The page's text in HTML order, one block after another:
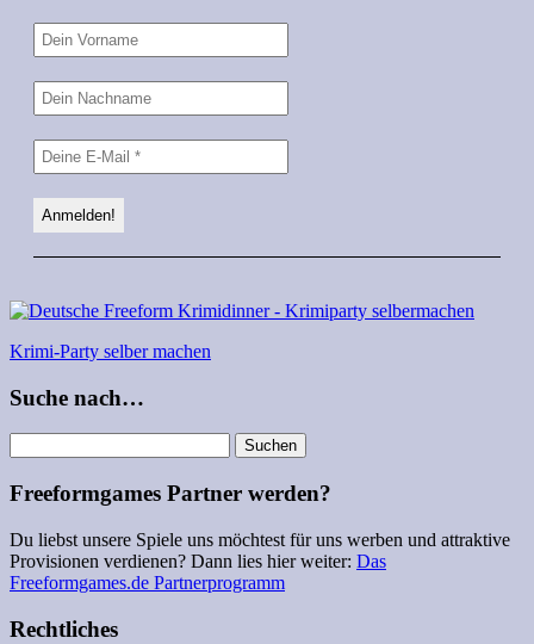
Krimi-Party selber machen
Suche nach…
nach:
Freeformgames Partner werden?
Du liebst unsere Spiele uns möchtest für uns werben und attraktive
Provisionen verdienen? Dann lies hier weiter: Das
Freeformgames.de Partnerprogramm
Rechtliches